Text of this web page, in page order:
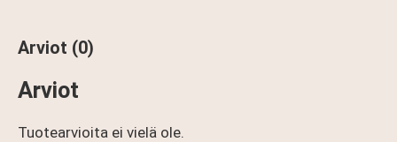
Arviot (0)
Arviot
Tuotearvioita ei vielä ole.